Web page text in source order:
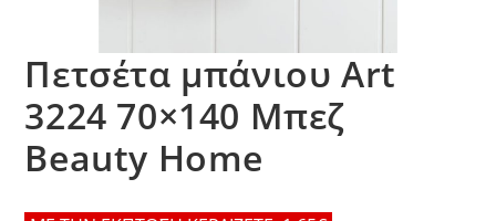
Πετσέτα μπάνιου Art
3224 70×140 Μπεζ
Beauty Home